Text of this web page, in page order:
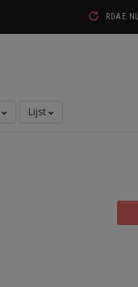
RDAE.NL
Lijst